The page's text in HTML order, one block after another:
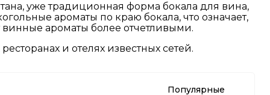
уже традиционная форма бокала для вина,
ароматы по краю бокала, что означает,
винные ароматы более отчетливыми.
и отелях известных сетей.
Популярные